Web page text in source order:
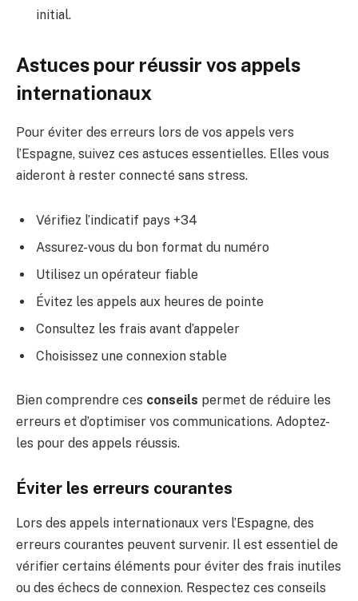
initial.
Astuces pour réussir vos appels
internationaux
Pour éviter des erreurs lors de vos appels vers
l’Espagne, suivez ces astuces essentielles. Elles vous
aideront à rester connecté sans stress.
Vérifiez l’indicatif pays +34
Assurez-vous du bon format du numéro
Utilisez un opérateur fiable
Évitez les appels aux heures de pointe
Consultez les frais avant d’appeler
Choisissez une connexion stable
Bien comprendre ces conseils permet de réduire les
erreurs et d’optimiser vos communications. Adoptez-
les pour des appels réussis.
Éviter les erreurs courantes
Lors des appels internationaux vers l’Espagne, des
erreurs courantes peuvent survenir. Il est essentiel de
vérifier certains éléments pour éviter des frais inutiles
ou des échecs de connexion. Respectez ces conseils